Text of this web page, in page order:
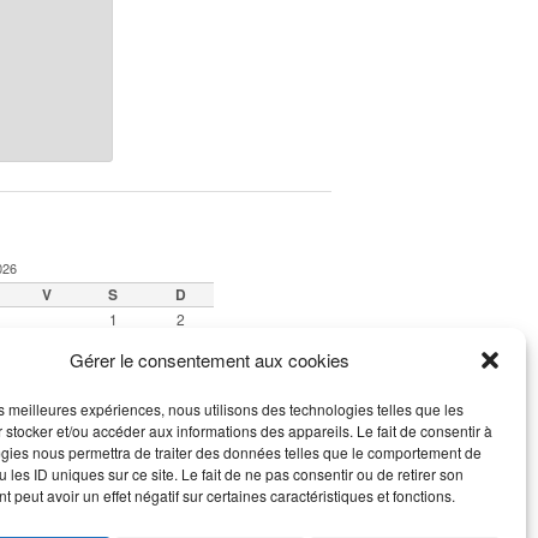
V S D
1
2
15
16
28 29
30
Gérer le consentement aux cookies
meilleures expériences, nous utilisons des technologies telles que les
stocker et/ou accéder aux informations des appareils. Le fait de consentir à
nous permettra de traiter des données telles que le comportement de
les ID uniques sur ce site. Le fait de ne pas consentir ou de retirer son
peut avoir un effet négatif sur certaines caractéristiques et fonctions.